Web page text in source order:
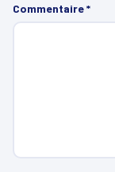
Commentaire*